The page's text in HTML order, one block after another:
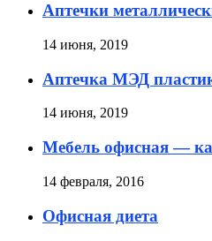
Аптечки
14 июня, 2019
Аптечка МЭД
14 июня, 2019
Мебель офисная —
14 февраля, 2016
Офисная диета